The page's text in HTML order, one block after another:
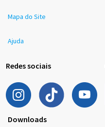
Mapa do Site
Ajuda
Redes sociais
Downloads